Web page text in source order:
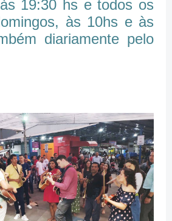
19:30 hs e todos os
às 10hs e às
diariamente pelo